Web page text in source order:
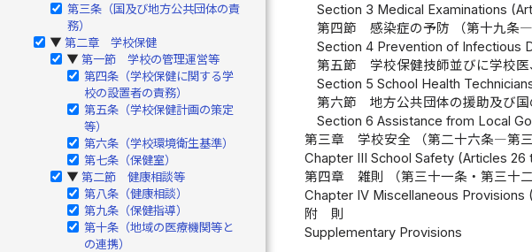
第三条（国及び地方公共団体の責
務）
▶ 第二章 学校保健
▶ 第一節 学校の管理運営等
第四条（学校保健に関する学
校の設置者の責務）
第五条（学校保健計画の策定
等）
第六条（学校環境衛生基準）
第七条（保健室）
▶ 第二節 健康相談等
第八条（健康相談）
第九条（保健指導）
第十条（地域の医療機関等と
の連携）
Section 3 Medical Examinations
第四節 感染症の予防 （第十九条―
Section 4 Prevention of Infectious
第五節 学校保健技師並びに学校医
Section 5 School Health
第六節 地方公共団体の援助及び国
Section 6 Assistance from Local
第三章 学校安全 （第二十六条―第三
Chapter III School Safety (Articles 26
第四章 雑則 （第三十一条・第三十二
Chapter IV Miscellaneous Provisions
附 則
Supplementary Provisions